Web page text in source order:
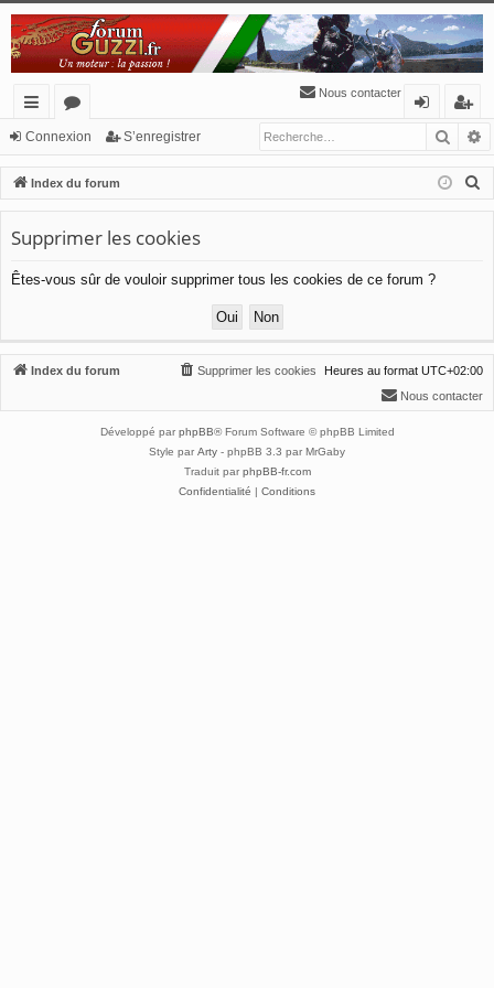
cc
ès
ra
pi
de
or
u
m
s
Nous contacter
n
ne
o
’e
nr
eg
Connexion S’enregistrer
Index du forum
h
e
Supprimer les cookies
Êtes-vous sûr de vouloir supprimer tous les cookies de ce forum ?
Index du forum Heures au format UTC+02:00
Supprimer les cookies
Nous contacter
Développé par phpBB® Forum Software © phpBB Limited
Style par Arty - phpBB 3.3 par MrGaby
Traduit par phpBB-fr.com
Confidentialité
Conditions